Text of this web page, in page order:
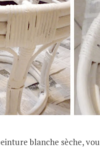
blanche sèche,